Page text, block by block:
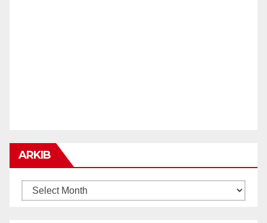
ARKIB
ARKIB